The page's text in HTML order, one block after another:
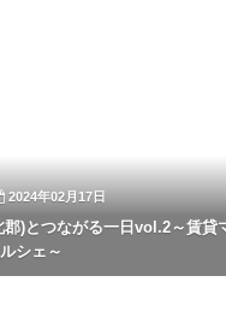
2024年02月17日
郡)とつながる一日vol.2～賃貸
シェ～